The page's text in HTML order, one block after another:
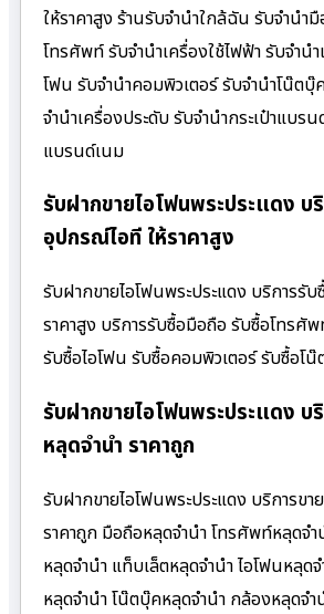
ให้ราคาสูง ร้านรับจํานําใกล้ฉัน รับจำนำ
โทรศัพท์ รับจำนำเครื่องใช้ไฟฟ้า รับจำน
โฟน รับจำนำคอมพิวเตอร์ รับจำนำโน๊ต
จำนำเครื่องประดับ รับจำนำกระเป๋าแบร
แบรนด์เนม
รับฝากขายไอโฟนพระประแดง บ
อุปกรณ์ไอที ให้ราคาสูง
รับฝากขายไอโฟนพระประแดง บริการรั
ราคาสูง บริการรับซื้อมือถือ รับซื้อโทรศั
รับซื้อไอโฟน รับซื้อคอมพิวเตอร์ รับซื้อโ
รับฝากขายไอโฟนพระประแดง บ
หลุดจำนำ ราคาถูก
รับฝากขายไอโฟนพระประแดง บริการขา
ราคาถูก มือถือหลุดจำนำ โทรศัพท์หลุดจำ
หลุดจำนำ แท็บเล็ตหลุดจำนำ ไอโฟนหลุด
หลุดจำนำ โน๊ตบุ๊คหลุดจำนำ กล้องหลุดจำ